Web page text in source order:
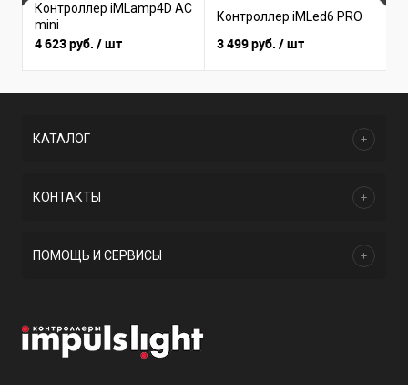
Контроллер iMLamp4D AC
mini
4 623 руб. / шт
Контроллер iMLed6 PRO
3 499 руб. / шт
КАТАЛОГ
КОНТАКТЫ
ПОМОЩЬ И СЕРВИСЫ